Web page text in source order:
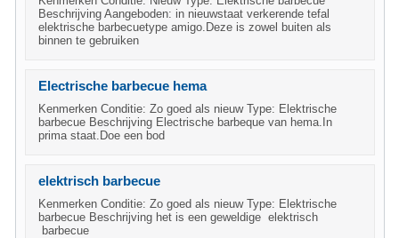
Beschrijving Aangeboden: in nieuwstaat verkerende tefal
elektrische barbecuetype amigo.Deze is zowel buiten als
binnen te gebruiken
Electrische barbecue hema
Kenmerken Conditie: Zo goed als nieuw Type: Elektrische
barbecue Beschrijving Electrische barbeque van hema.In
prima staat.Doe een bod
elektrisch barbecue
Kenmerken Conditie: Zo goed als nieuw Type: Elektrische
barbecue Beschrijving het is een geweldige elektrisch
barbecue